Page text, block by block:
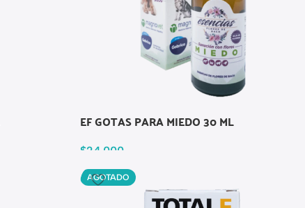
EF GOTAS PARA MIEDO 30 ML
$24.000
AGOTADO